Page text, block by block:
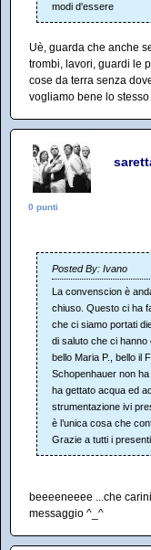
modi d'essere
Uè, guarda che anche
trombi, lavori, guardi le
cose da terra senza
vogliamo bene lo stesso
0 punti
Posted By: Ivano
La convenscion è
chiuso. Questo ci ha
che ci siamo portati
di saluto che ci hanno
bello Maria P., bello il
Schopenhauer non
ha gettato acqua ed
strumentazione ivi
è l’unica cosa che
Grazie a tutti i presenti.
beeeeneeee ...che
messaggio ^_^